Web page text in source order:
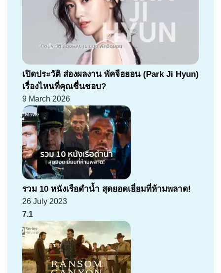
เปิดประวัติ ส่องผลงาน พัคจีฮยอน (Park Ji Hyun)
เรื่องไหนที่คุณชื่นชอบ?
9 March 2026
รวม 10 หนังเรือดำน้ำ สุดยอดเยี่ยมที่ห้ามพลาด!
26 July 2023
7.1